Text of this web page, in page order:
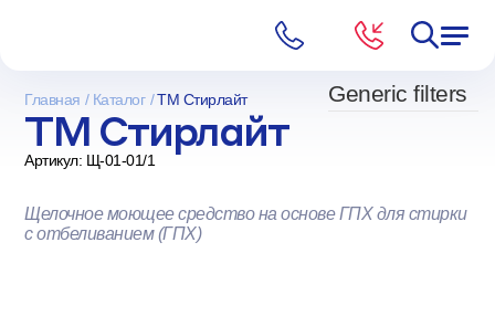
Generic filters
Главная Каталог ТМ Стирлайт
ТМ Стирлайт
Артикул: Щ-01-01/1
Щелочное моющее средство на основе ГПХ для стирки
с отбеливанием (ГПХ)